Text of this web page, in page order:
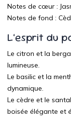
Notes de cœur :
Notes de fond :
L’esprit du
Le citron et la
lumineuse.
Le basilic et la
dynamique.
Le cèdre et le
boisée élégante et